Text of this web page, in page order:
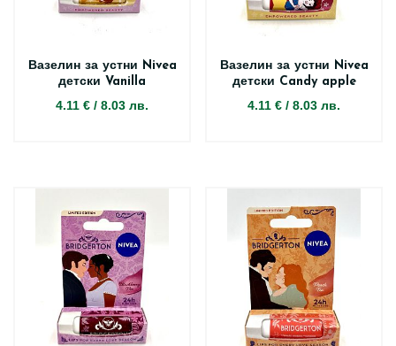
Вазелин за устни Nivea
детски Vanilla
4.11 € / 8.03 лв.
Вазелин за устни Nivea
детски Candy apple
4.11 € / 8.03 лв.